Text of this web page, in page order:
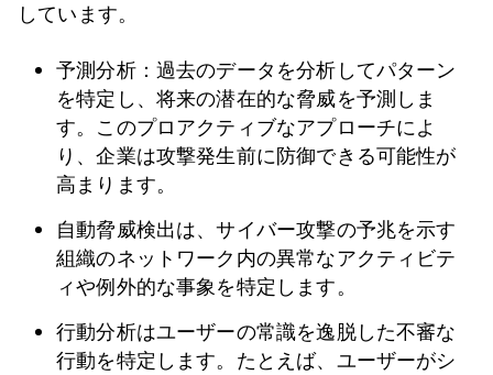
しています。
予測分析：過去のデータを分析してパターン
を特定し、将来の潜在的な脅威を予測しま
す。このプロアクティブなアプローチによ
り、企業は攻撃発生前に防御できる可能性が
高まります。
自動脅威検出は、サイバー攻撃の予兆を示す
組織のネットワーク内の異常なアクティビテ
ィや例外的な事象を特定します。
行動分析はユーザーの常識を逸脱した不審な
行動を特定します。たとえば、ユーザーがシ